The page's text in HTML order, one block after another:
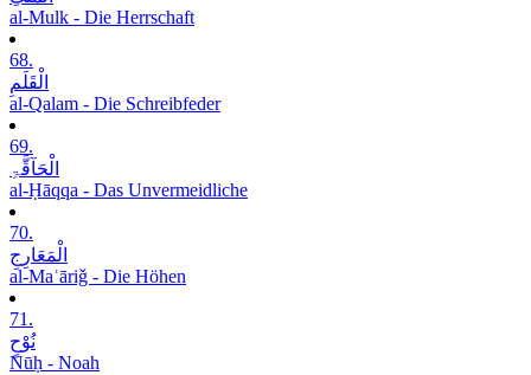
al-Mulk - Die Herrschaft
68.
الْقَلَمِ
al-Qalam - Die Schreibfeder
69.
الْحَآقَّۃِ
al-Ḥāqqa - Das Unvermeidliche
70.
الْمَعَارِجِ
al-Maʿāriǧ - Die Höhen
71.
نُوْحٍ
Nūḥ - Noah